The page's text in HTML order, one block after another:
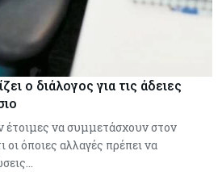
ο διάλογος για τις άδειες
έτοιμες να συμμετάσχουν στον
οι όποιες αλλαγές πρέπει να